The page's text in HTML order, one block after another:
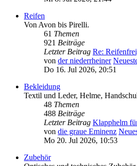
Reifen
Von Avon bis Pirelli.
61 Themen
921 Beiträge
Letzter Beitrag Re:
von der niederrheiner
Do 16. Jul 2026, 20:51
Bekleidung
Textil und Leder, Helme,
48 Themen
488 Beiträge
Letzter Beitrag Klapphelm
von die graue Eminenz
Mo 20. Jul 2026, 10:53
Zubehör